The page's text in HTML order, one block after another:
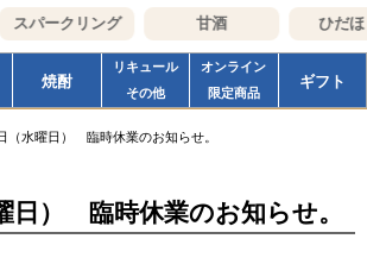
スパークリング 甘酒 ひだほ
焼酎
リキュール
その他
オンライン
限定商品
ギフト
（水曜日） 臨時休業のお知らせ。
日） 臨時休業のお知らせ。